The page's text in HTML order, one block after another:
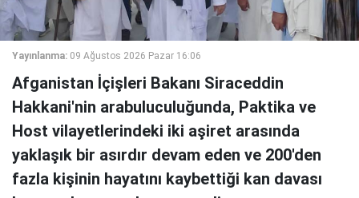
Yayınlanma: 09 Ağustos 2026 Pazar 16:06
Afganistan İçişleri Bakanı Siraceddin
Hakkani'nin arabuluculuğunda, Paktika ve
Host vilayetlerindeki iki aşiret arasında
yaklaşık bir asırdır devam eden ve 200'den
fazla kişinin hayatını kaybettiği kan davası